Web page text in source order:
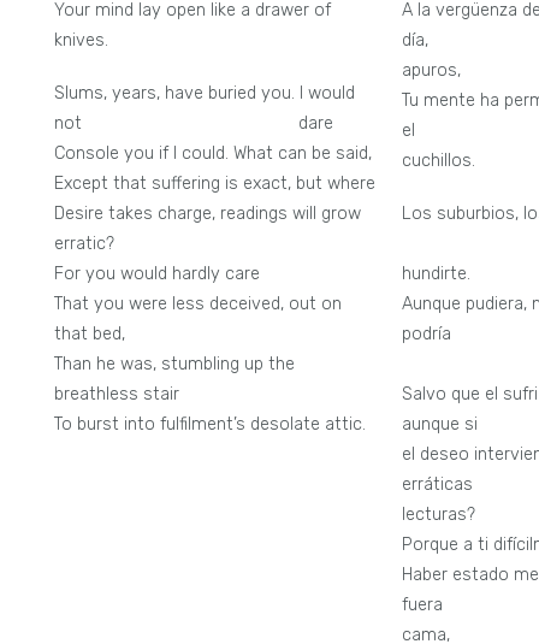
Your mind lay open like a drawer of
knives.
Slums, years, have buried you. I would
not dare
Console you if I could. What can be said,
Except that suffering is exact, but where
Desire takes charge, readings will grow
erratic?
For you would hardly care
That you were less deceived, out on
that bed,
Than he was, stumbling up the
breathless stair
To burst into fulfilment’s desolate attic.
A la vergüenza
apuros,
Tu mente ha
el
cuchillos.
Los suburbios,
hundirte.
Aunque pudiera,
podría
Salvo que el
aunque si
el deseo
lecturas?
Porque a ti
Haber estado
fuera
cama,